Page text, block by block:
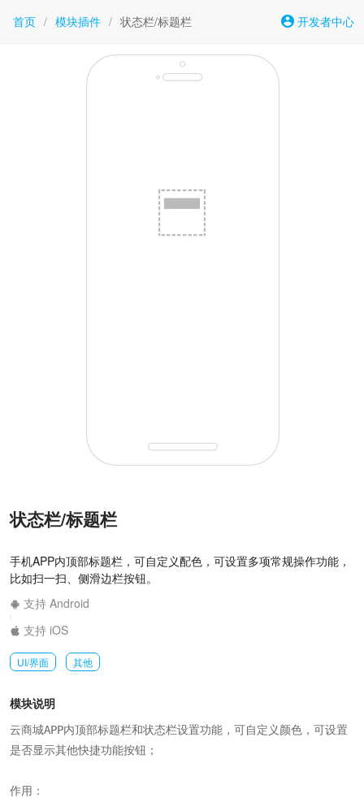
首页 / 模块插件 / 状态栏/标题栏 开发者中心
状态栏/标题栏
手机APP内顶部标题栏，可自定义配色，可设置多项常规操作功能，
比如扫一扫、侧滑边栏按钮。
支持 Android
支持 iOS
UI/界面 其他
模块说明
云商城APP内顶部标题栏和状态栏设置功能，可自定义颜色，可设置
是否显示其他快捷功能按钮；
作用：